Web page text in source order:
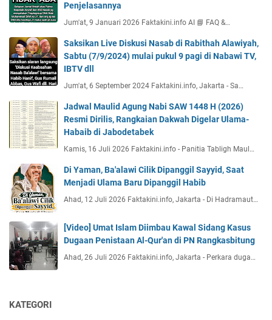
Penjelasannya
Jum'at, 9 Januari 2026 Faktakini.info AI 📘 FAQ &…
Saksikan Live Diskusi Nasab di Rabithah Alawiyah,
Sabtu (7/9/2024) mulai pukul 9 pagi di Nabawi TV,
IBTV dll
Jum'at, 6 September 2024 Faktakini.info, Jakarta - Sa…
Jadwal Maulid Agung Nabi SAW 1448 H (2026)
Resmi Dirilis, Rangkaian Dakwah Digelar Ulama-
Habaib di Jabodetabek
Kamis, 16 Juli 2026 Faktakini.info - Panitia Tabligh Maul…
Di Yaman, Ba'alawi Cilik Dipanggil Sayyid, Saat
Menjadi Ulama Baru Dipanggil Habib
Ahad, 12 Juli 2026 Faktakini.info, Jakarta - Di Hadramaut…
[Video] Umat Islam Diimbau Kawal Sidang Kasus
Dugaan Penistaan Al-Qur'an di PN Rangkasbitung
Ahad, 26 Juli 2026 Faktakini.info, Jakarta - Perkara duga…
KATEGORI